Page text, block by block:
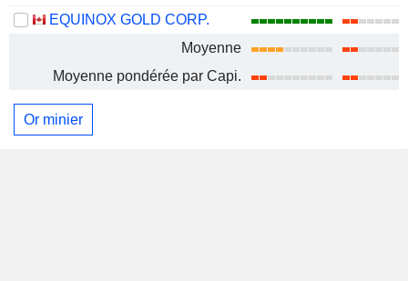
EQUINOX GOLD CORP.
Moyenne
Moyenne pondérée par Capi.
Or minier